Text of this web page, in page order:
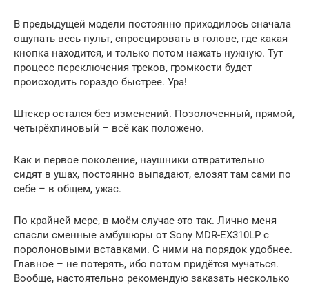
В предыдущей модели постоянно приходилось сначала
ощупать весь пульт, спроецировать в голове, где какая
кнопка находится, и только потом нажать нужную. Тут
процесс переключения треков, громкости будет
происходить гораздо быстрее. Ура!
Штекер остался без изменений. Позолоченный, прямой,
четырёхпиновый – всё как положено.
Как и первое поколение, наушники отвратительно
сидят в ушах, постоянно выпадают, елозят там сами по
себе – в общем, ужас.
По крайней мере, в моём случае это так. Лично меня
спасли сменные амбушюры от Sony MDR-EX310LP с
поролоновыми вставками. С ними на порядок удобнее.
Главное – не потерять, ибо потом придётся мучаться.
Вообще, настоятельно рекомендую заказать несколько